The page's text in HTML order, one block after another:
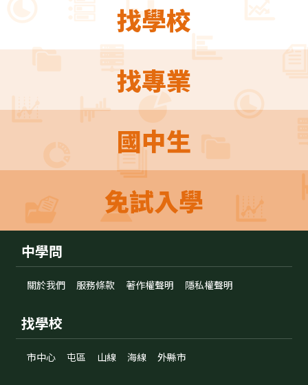
找學校
找專業
國中生
免試入學
中學問
關於我們 服務條款 著作權聲明 隱私權聲明
找學校
市中心 屯區 山線 海線 外縣市